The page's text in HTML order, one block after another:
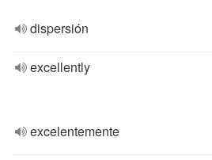
dispersión
excellently
excelentemente